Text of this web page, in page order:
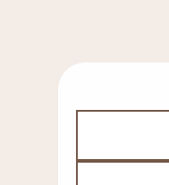
תמלא את השדה